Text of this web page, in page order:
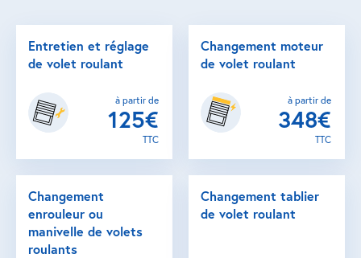
Entretien et réglage
de volet roulant
à partir de
125€
TTC
Changement moteur
de volet roulant
à partir de
348€
TTC
Changement
enrouleur ou
manivelle de volets
roulants
Changement tablier
de volet roulant